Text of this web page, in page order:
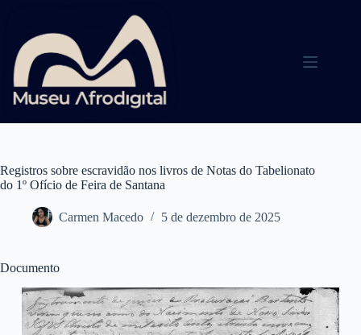
conteúdo
Registros sobre escravidão nos livros de Notas do Tabelionato
do 1º Ofício de Feira de Santana
Carmen Macedo 5 de dezembro de 2025
Documento